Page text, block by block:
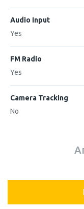
Audio Input
Yes
FM Radio
Yes
Camera Tracking
No